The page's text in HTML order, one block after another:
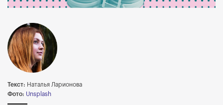
Текст: Наталья Ларионова
Фото: Unsplash